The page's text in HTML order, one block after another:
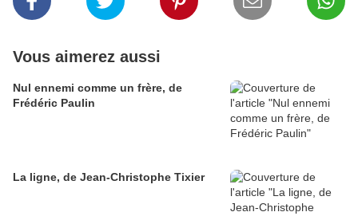
Vous aimerez aussi
Nul ennemi comme un frère, de
Frédéric Paulin
La ligne, de Jean-Christophe Tixier